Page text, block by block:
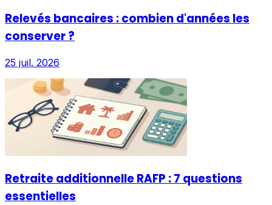
Relevés bancaires : combien d'années les
conserver ?
25 juil. 2026
Retraite additionnelle RAFP : 7 questions
essentielles